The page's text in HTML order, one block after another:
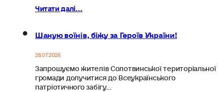
Читати далі...
Шаную воїнів, біжу за Героїв України!
28.07.2026
Запрошуємо жителів Солотвинської територіальної
громади долучитися до Всеукраїнського
патріотичного забігу…